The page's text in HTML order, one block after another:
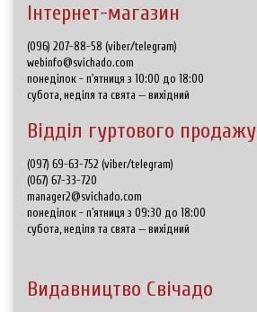
Інтернет-магазин
(096) 207-88-58 (viber/telegram)
webinfo@svichado.com
понеділок - п'ятниця з 10:00 до 18:00
субота, неділя та свята — вихідний
Відділ гуртового продажу
(097) 69-63-752 (viber/telegram)
(067) 67-33-720
manager2@svichado.com
понеділок - п'ятниця з 09:30 до 18:00
субота, неділя та свята — вихідний
Видавництво Свічадо